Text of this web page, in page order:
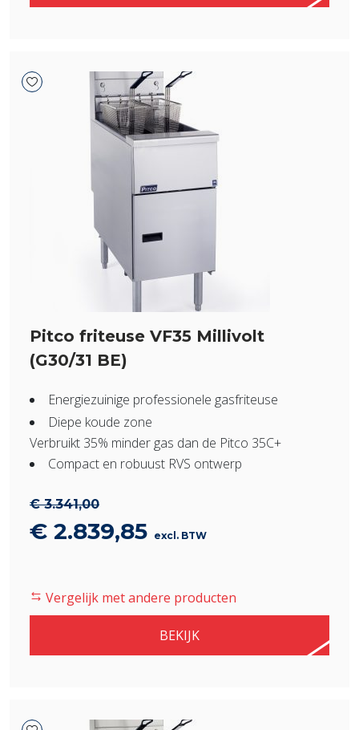
Pitco friteuse VF35 Millivolt
(G30/31 BE)
Energiezuinige professionele gasfriteuse
Diepe koude zone
Verbruikt 35% minder gas dan de Pitco 35C+
Compact en robuust RVS ontwerp
€3.341,00
Oorspronkelijke
was:
€ 2.839,85Huidige
is:
€ 2.839,85.
excl. BTW
Vergelijk met andere producten
BEKIJK